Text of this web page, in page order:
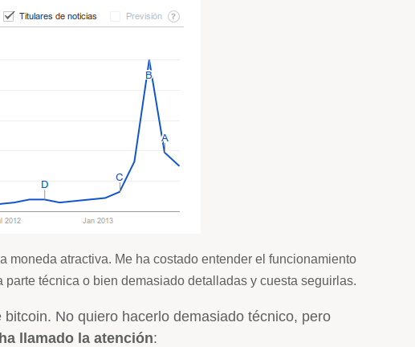
atractiva. Me ha costado entender el funcionamiento
técnica o bien demasiado detalladas y cuesta seguirlas.
No quiero hacerlo demasiado técnico, pero
llamado la atención: